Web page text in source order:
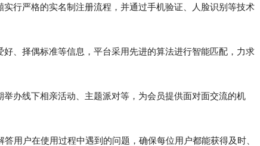
行严格的实名制注册流程，并通过手机验证、人脸识别等技术
、择偶标准等信息，平台采用先进的算法进行智能匹配，力求
办线下相亲活动、主题派对等，为会员提供面对面交流的机
用户在使用过程中遇到的问题，确保每位用户都能获得及时、